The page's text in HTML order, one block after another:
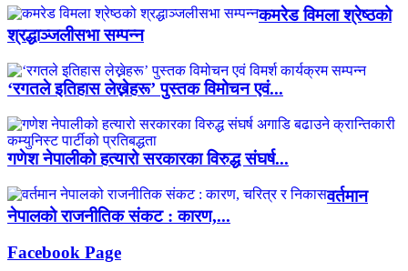
कमरेड विमला श्रेष्ठको
श्रद्धाञ्जलीसभा सम्पन्न
‘रगतले इतिहास लेख्नेहरू’ पुस्तक विमोचन एवं...
गणेश नेपालीको हत्यारो सरकारका विरुद्ध संघर्ष...
वर्तमान
नेपालको राजनीतिक संकट : कारण,...
Facebook Page